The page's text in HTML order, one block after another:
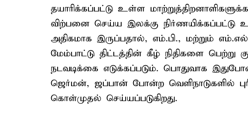
தயாரிக்கப்பட்டு உள்ள
விற்பனை செய்ய இலக்கு
அதிகமாக இருப்பதால், எம்.பி., மற்றும்
மேம்பாட்டு திட்டத்தின் கீழ் நிதிகளை
நடவடிக்கை எடுக்கப்படும். பொதுவாக
ஜெர்மன், ஜப்பான் போன்ற வெளிநாடுகளில்
கொள்முதல் செய்யப்படுகிறது.